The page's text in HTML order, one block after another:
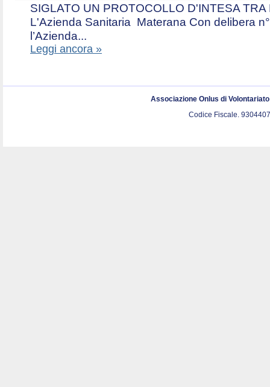
SIGLATO UN PROTOCOLLO D'INTESA
L'Azienda Sanitaria Materana Con delibera
l’Azienda...
Leggi ancora »
Associazione Onlus di
Codice Fiscale.